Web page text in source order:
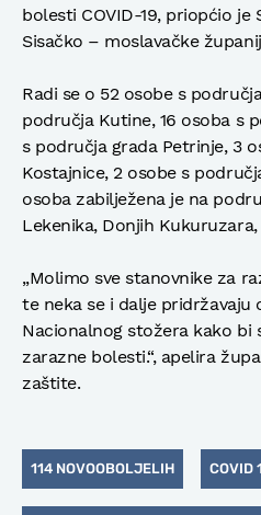
bolesti COVID-19, priopćio
Sisačko – moslavačke
Radi se o 52 osobe s
područja Kutine, 16 osoba s
s područja grada Petrinje, 3
Kostajnice, 2 osobe s
osoba zabilježena je na
Lekenika, Donjih
„Molimo sve stanovnike za
te neka se i dalje pridržavaju
Nacionalnog stožera kako bi
zarazne bolesti.“, apelira
zaštite.
114 NOVOOBOLJELIH COVID